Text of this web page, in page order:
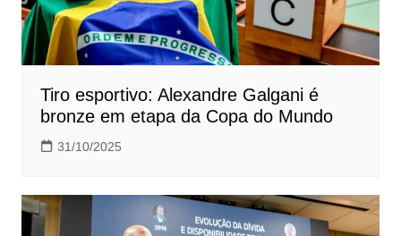
Tiro esportivo: Alexandre Galgani é
bronze em etapa da Copa do Mundo
31/10/2025